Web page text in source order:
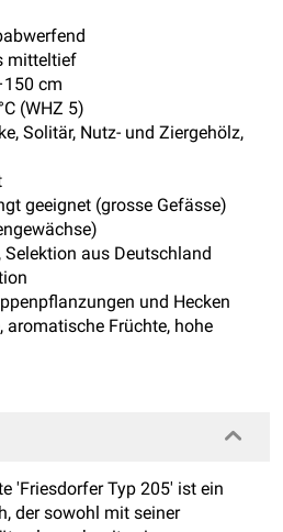
mitteltief
cm
(WHZ 5)
Solitär, Nutz- und Ziergehölz,
geeignet (grosse Gefässe)
Selektion aus Deutschland
und Hecken
aromatische Früchte, hohe
'Friesdorfer Typ 205' ist ein
der sowohl mit seiner